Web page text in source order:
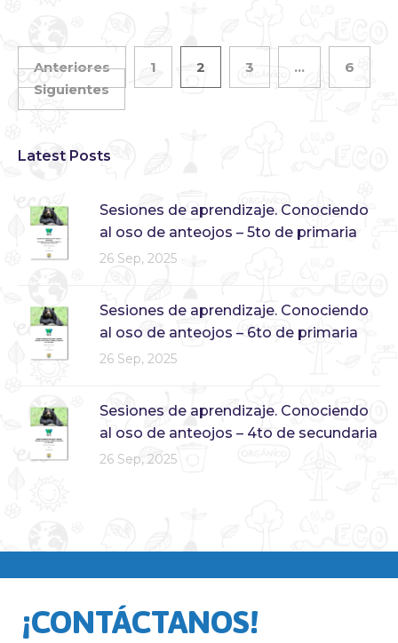
Anteriores 1 2 3 …
6
Siguientes
Latest Posts
Sesiones de aprendizaje. Conociendo
al oso de anteojos – 5to de primaria
26 Sep, 2025
Sesiones de aprendizaje. Conociendo
al oso de anteojos – 6to de primaria
26 Sep, 2025
Sesiones de aprendizaje. Conociendo
al oso de anteojos – 4to de secundaria
26 Sep, 2025
¡CONTÁCTANOS!